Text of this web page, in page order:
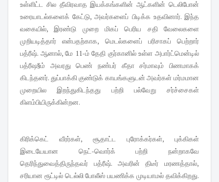
உள்ளிட்ட சில தீவிரவாத இயக்கங்களின் ஆட்களின் டெலிபோன்
உரையாடல்களைக் கேட்டு, அவர்களைப் பிடிக்க உதவினார். இந்த
வகையில், இரண்டு முறை மிகப் பெரிய சதி வேலைகளை
முறியடித்தார் என்பதற்காக, மெடல்களைப் பரிசாகப் பெற்றார்
பத்ரீஷ். ஆனால், மே 11-ம் தேதி குர்கானில் உள்ள அபார்ட்மென்டில்
பத்ரீஷ§ம் அவரது பெண் நண்பர் கீதா சர்மாவும் பிணமாகக்
கிடந்தனர். துப்பாக்கி குண்டுக் காயங்களுடன் அவர்கள் மர்மமான
முறையில இறந்துகிடந்தது பற்றி பல்வேறு சர்ச்சைகள்
கிளம்பியிருக்கின்றன.
கிரிக்கெட் வீரர்கள், சூதாட்ட புரோக்கர்கள், புக்கிகள்
இடையேயான நெட்-வொர்க் பற்றி நன்றாகவே
தெரிந்துவைத்திருந்தவர் பத்ரீஷ். அவரின் திடீர் மரணத்தால்,
சரியான ரூட்டில் டெல்லி போலீஸ் பயணிக்க முடியாமல் தவிக்கிறது.